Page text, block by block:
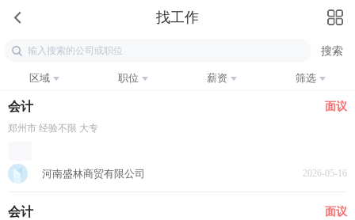
找工作
区域 职位 薪资 筛选
会计 面议
郑州市 经验不限 大专
河南盛林商贸有限公司 2026-05-16
会计 面议